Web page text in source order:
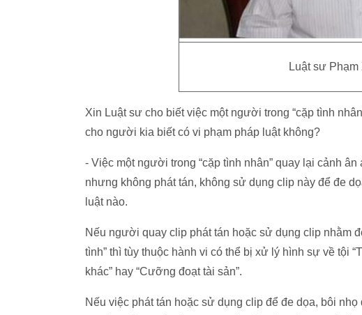
Luật sư Phạm
Xin Luật sư cho biết việc một người trong “cặp tình
cho người kia biết có vi phạm pháp luật không?
- Việc một người trong “cặp tình nhân” quay lại cảnh
nhưng không phát tán, không sử dụng clip này để đe
luật nào.
Nếu người quay clip phát tán hoặc sử dụng clip nhằm
tình” thì tùy thuộc hành vi có thể bị xử lý hình sự về tội
khác” hay “Cưỡng đoạt tài sản”.
Nếu việc phát tán hoặc sử dụng clip để đe dọa, bôi